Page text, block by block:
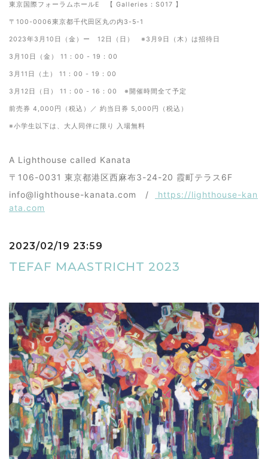
東京国際フォーラムホールE 【 Galleries：S017 】
〒100-0006東京都千代田区丸の内3-5-1
2023年3月10日（金）ー 12日（日） ※3月9日（木）は招待日
3月10日（金） 11：00 - 19：00
3月11日（土） 11：00 - 19：00
3月12日（日） 11：00 - 16：00 ※開催時間全て予定
前売券 4,000円（税込）／ 約当日券 5,000円（税込）
※小学生以下は、大人同伴に限り 入場無料
A Lighthouse called Kanata
〒106-0031 東京都港区西麻布3-24-20 霞町テラス6F
info@lighthouse-kanata.com /
https://lighthouse-kan
ata.com
2023/02/19 23:59
TEFAF MAASTRICHT 2023